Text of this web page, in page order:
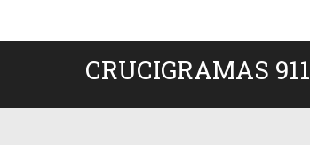
CRUCIGRAMAS 911